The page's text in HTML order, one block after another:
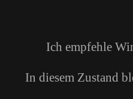
Ich empfehle
In diesem Zustand